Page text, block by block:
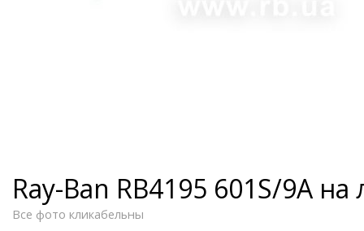
Ray-Ban RB4195 601S/9A
Все фото кликабельны